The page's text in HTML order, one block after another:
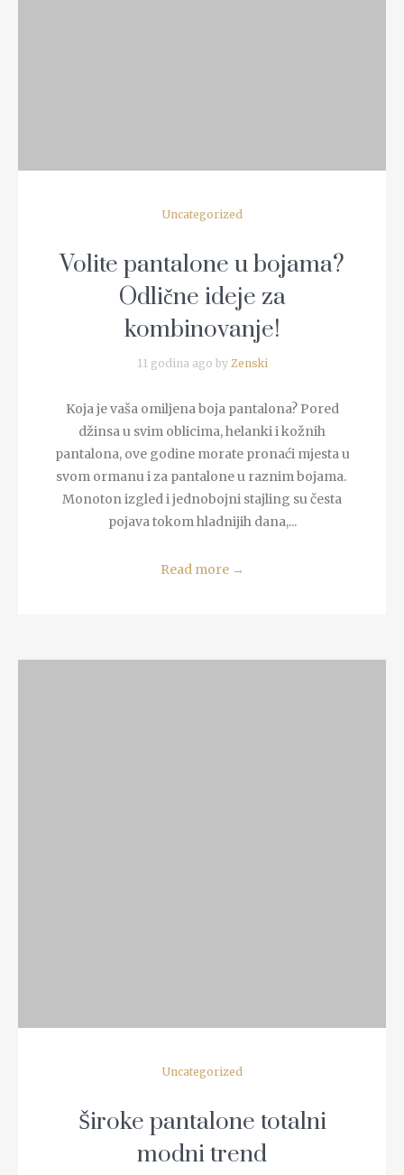
Uncategorized
Volite pantalone u bojama?
Odlične ideje za
kombinovanje!
11 godina ago by Zenski
Koja je vaša omiljena boja pantalona? Pored
džinsa u svim oblicima, helanki i kožnih
pantalona, ove godine morate pronaći mjesta u
svom ormanu i za pantalone u raznim bojama.
Monoton izgled i jednobojni stajling su česta
pojava tokom hladnijih dana,...
Read more →
Uncategorized
Široke pantalone totalni
modni trend